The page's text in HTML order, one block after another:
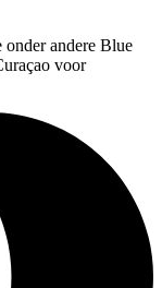
onder andere Blue
voor